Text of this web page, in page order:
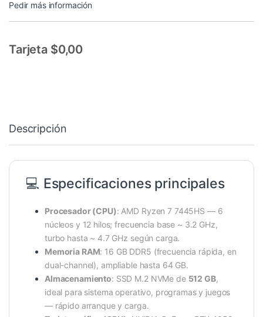
Pedir más información
Tarjeta $0,00
Descripción
💻 Especificaciones principales
Procesador (CPU): AMD Ryzen 7 7445HS — 6
núcleos y 12 hilos; frecuencia base ~ 3.2 GHz,
turbo hasta ~ 4.7 GHz según carga.
Memoria RAM: 16 GB DDR5 (frecuencia rápida, en
dual-channel), ampliable hasta 64 GB.
Almacenamiento: SSD M.2 NVMe de 512 GB,
ideal para sistema operativo, programas y juegos
— rápido arranque y carga.